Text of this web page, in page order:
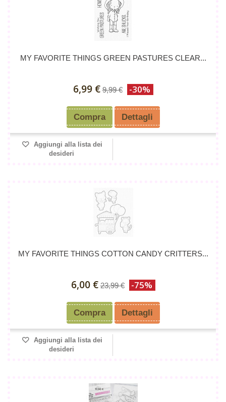
MY FAVORITE THINGS GREEN PASTURES CLEAR...
6,99 € 9,99 € -30%
Compra Dettagli
Aggiungi alla lista dei
desideri
MY FAVORITE THINGS COTTON CANDY CRITTERS...
6,00 € 23,99 € -75%
Compra Dettagli
Aggiungi alla lista dei
desideri